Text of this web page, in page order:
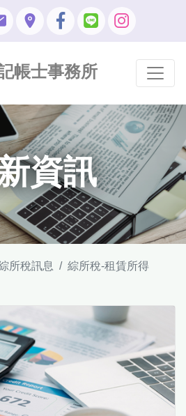
帳士事務所
資訊
所稅訊息 綜所稅-租賃所得